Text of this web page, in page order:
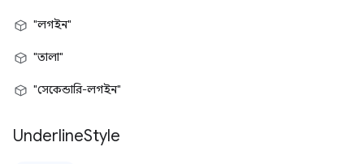
"লগইন"
"তালা"
"সেকেন্ডারি-লগইন"
UnderlineStyle